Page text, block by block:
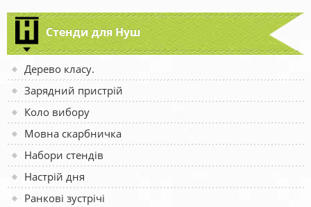
Стенди для Нуш
Дерево класу.
Зарядний пристрій
Коло вибору
Мовна скарбничка
Набори стендів
Настрій дня
Ранкові зустрічі